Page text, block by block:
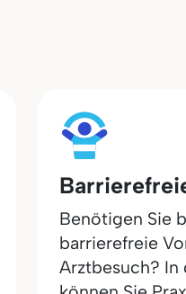
Benötigen Sie
barrierefreie
Arztbesuch?